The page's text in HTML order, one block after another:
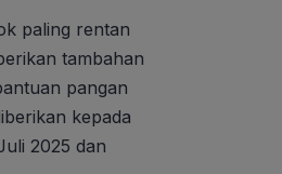
paling rentan
tambahan
pangan
kepada
2025 dan